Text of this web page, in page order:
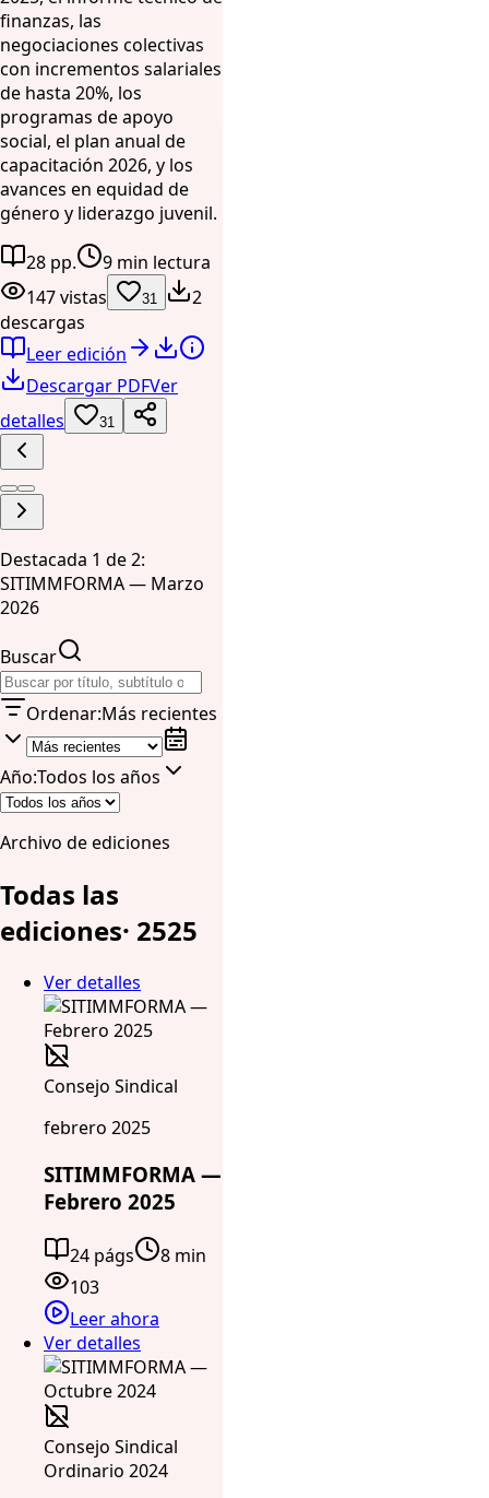
finanzas, las
negociaciones colectivas
con incrementos salariales
de hasta 20%, los
programas de apoyo
social, el plan anual de
capacitación 2026, y los
avances en equidad de
género y liderazgo juvenil.
28 pp.
9 min lectura
147 vistas
31
2
descargas
Leer edición
Descargar PDFVer
detalles
31
Destacada 1 de 2:
SITIMMFORMA — Marzo
2026
Buscar
Ordenar:Más recientes
Año:Todos los años
Archivo de ediciones
Todas las
ediciones· 2525
Ver detalles
Consejo Sindical
febrero 2025
SITIMMFORMA —
Febrero 2025
24 págs
8 min
103
Leer ahora
Ver detalles
Consejo Sindical
Ordinario 2024